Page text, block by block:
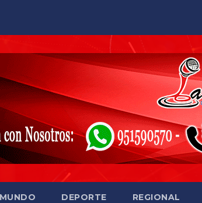
MUNDO DEPORTE REGIONAL